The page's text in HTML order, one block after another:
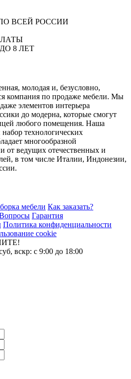
ВСЕЙ РОССИИ
8 ЛЕТ
молодая и, безусловно,
компания по продаже мебели. Мы
элементов интерьера
до модерна, которые смогут
любого помещения. Наша
технологических
многообразной
от ведущих отечественных и
в том числе Италии, Индонезии,
мебели Как заказать?
Гарантия
Политика конфиденциальности
cookie
вскр: с 9:00 до 18:00